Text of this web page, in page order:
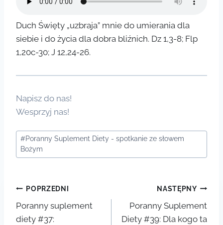
Duch Święty „uzbraja” mnie do umierania dla
siebie i do życia dla dobra bliźnich. Dz 1,3-8; Flp
1,20c-30; J 12,24-26.
Napisz do nas!
Wesprzyj nas!
Tagi
wpisu:
#Poranny Suplement Diety - spotkanie ze słowem
Bożym
Nawigacja
wpisu
POPRZEDNI
Poranny suplement
diety #37:
NASTĘPNY
Poranny Suplement
Diety #39: Dla kogo ta